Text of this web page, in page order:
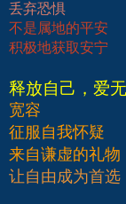
丢弃恐惧
不是属地的平安
积极地获取安宁
释放自己，爱
宽容
征服自我怀疑
来自谦虚的礼物
让自由成为首选